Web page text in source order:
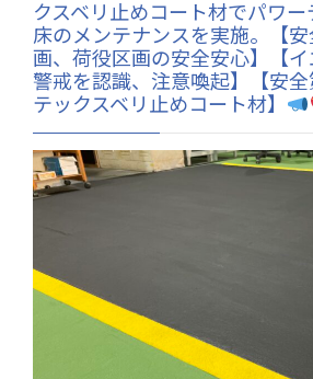
クスベリ止めコート材でパワー
床のメンテナンスを実施。【
画、荷役区画の安全安心】【
警戒を認識、注意喚起】【安
テックスベリ止めコート材】